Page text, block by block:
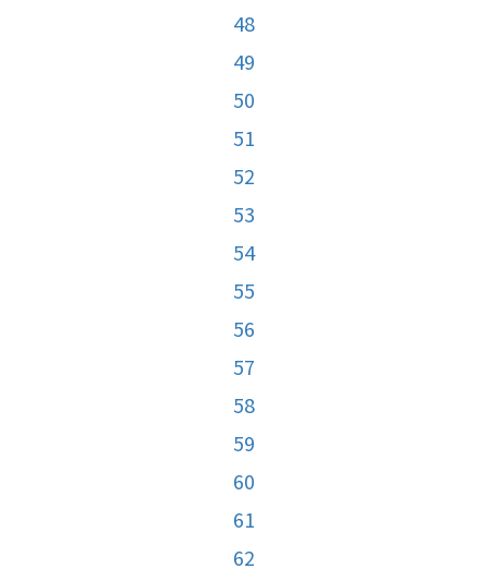
48
49
50
51
52
53
54
55
56
57
58
59
60
61
62